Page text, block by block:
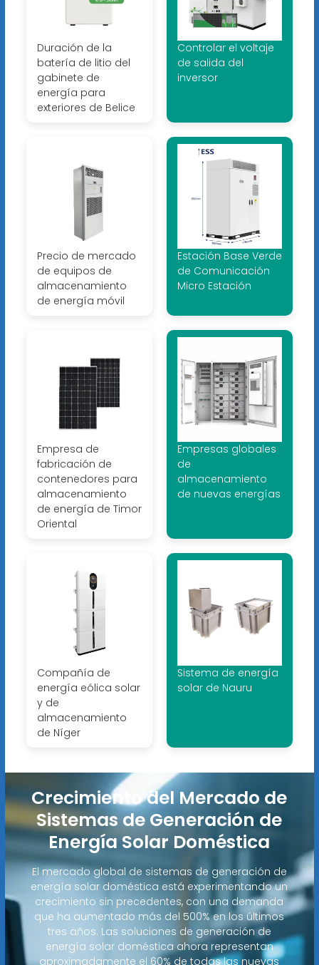
Duración de la
batería de litio del
gabinete de
energía para
exteriores de Belice
Controlar el voltaje
de salida del
inversor
Precio de mercado
de equipos de
almacenamiento
de energía móvil
Estación Base Verde
de Comunicación
Micro Estación
Empresa de
fabricación de
contenedores para
almacenamiento
de energía de Timor
Oriental
Empresas globales
de
almacenamiento
de nuevas energías
Compañía de
energía eólica solar
y de
almacenamiento
de Níger
Sistema de energía
solar de Nauru
Crecimiento del Mercado de
Sistemas de Generación de
Energía Solar Doméstica
El mercado global de sistemas de generación de
energía solar doméstica está experimentando un
crecimiento sin precedentes, con una demanda
que ha aumentado más del 500% en los últimos
tres años. Las soluciones de generación de
energía solar doméstica ahora representan
aproximadamente el 60% de todas las nuevas